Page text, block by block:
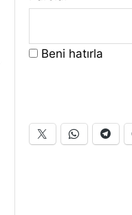
Beni hatırla